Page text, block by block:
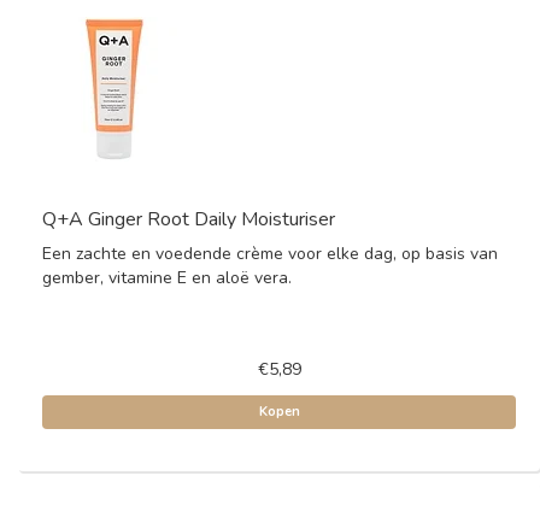
Q+A Ginger Root Daily Moisturiser
Een zachte en voedende crème voor elke dag, op basis van
gember, vitamine E en aloë vera.
€5,89
Kopen